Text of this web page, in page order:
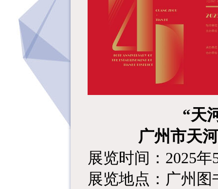
“天
广州市天
展览时间：2025
展览地点：广州